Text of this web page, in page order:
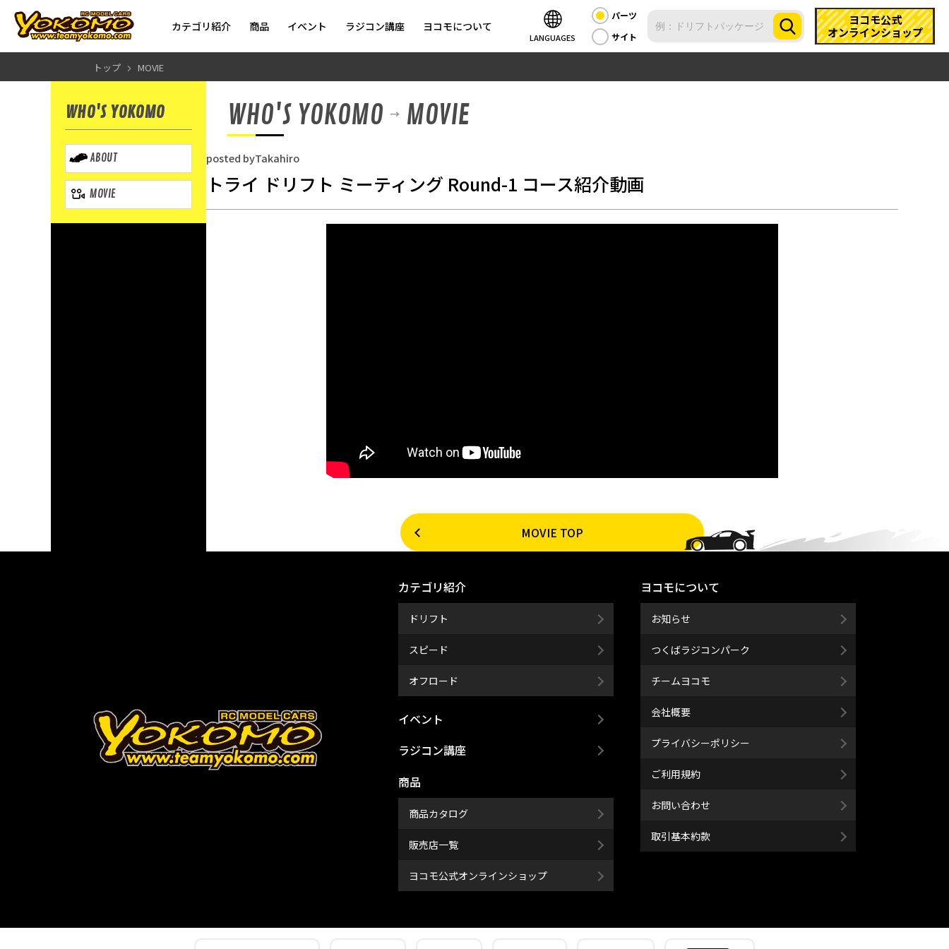
カテゴリ紹介 商品 イベント ラジコン講座 ヨコモについて
LANGUAGES
パーツ
サイト
ヨコモ公式
オンラインショップ
トップ MOVIE
WHO'S YOKOMO
ABOUT
MOVIE
WHO'S YOKOMO MOVIE
posted byTakahiro
トライ ドリフト ミーティング Round-1 コース紹介動画
MOVIE TOP
カテゴリ紹介
ドリフト
スピード
オフロード
イベント
ラジコン講座
商品
商品カタログ
販売店一覧
ヨコモ公式オンラインショップ
ヨコモについて
お知らせ
つくばラジコンパーク
チームヨコモ
会社概要
プライバシーポリシー
ご利用規約
お問い合わせ
取引基本約款